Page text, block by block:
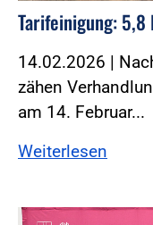
Tarifeinigung: 5,8
14.02.2026 |
zähen
am 14. Februar...
Weiterlesen